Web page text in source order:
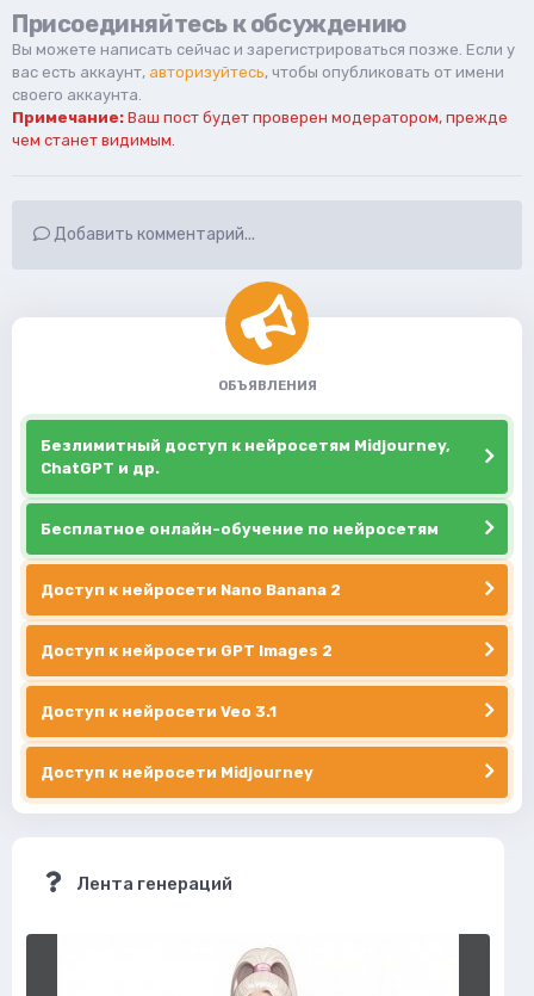
Присоединяйтесь к обсуждению
Вы можете написать сейчас и зарегистрироваться позже. Если у
вас есть аккаунт, авторизуйтесь, чтобы опубликовать от имени
своего аккаунта.
Примечание: Ваш пост будет проверен модератором, прежде
чем станет видимым.
Добавить комментарий...
ОБЪЯВЛЕНИЯ
Безлимитный доступ к нейросетям Midjourney,
ChatGPT и др.
Бесплатное онлайн-обучение по нейросетям
Доступ к нейросети Nano Banana 2
Доступ к нейросети GPT Images 2
Доступ к нейросети Veo 3.1
Доступ к нейросети Midjourney
Лента генераций